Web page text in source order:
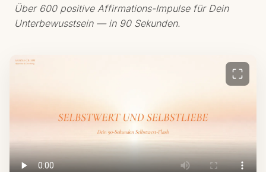
Über 600 positive Affirmations-Impulse für Dein
Unterbewusstsein — in 90 Sekunden.